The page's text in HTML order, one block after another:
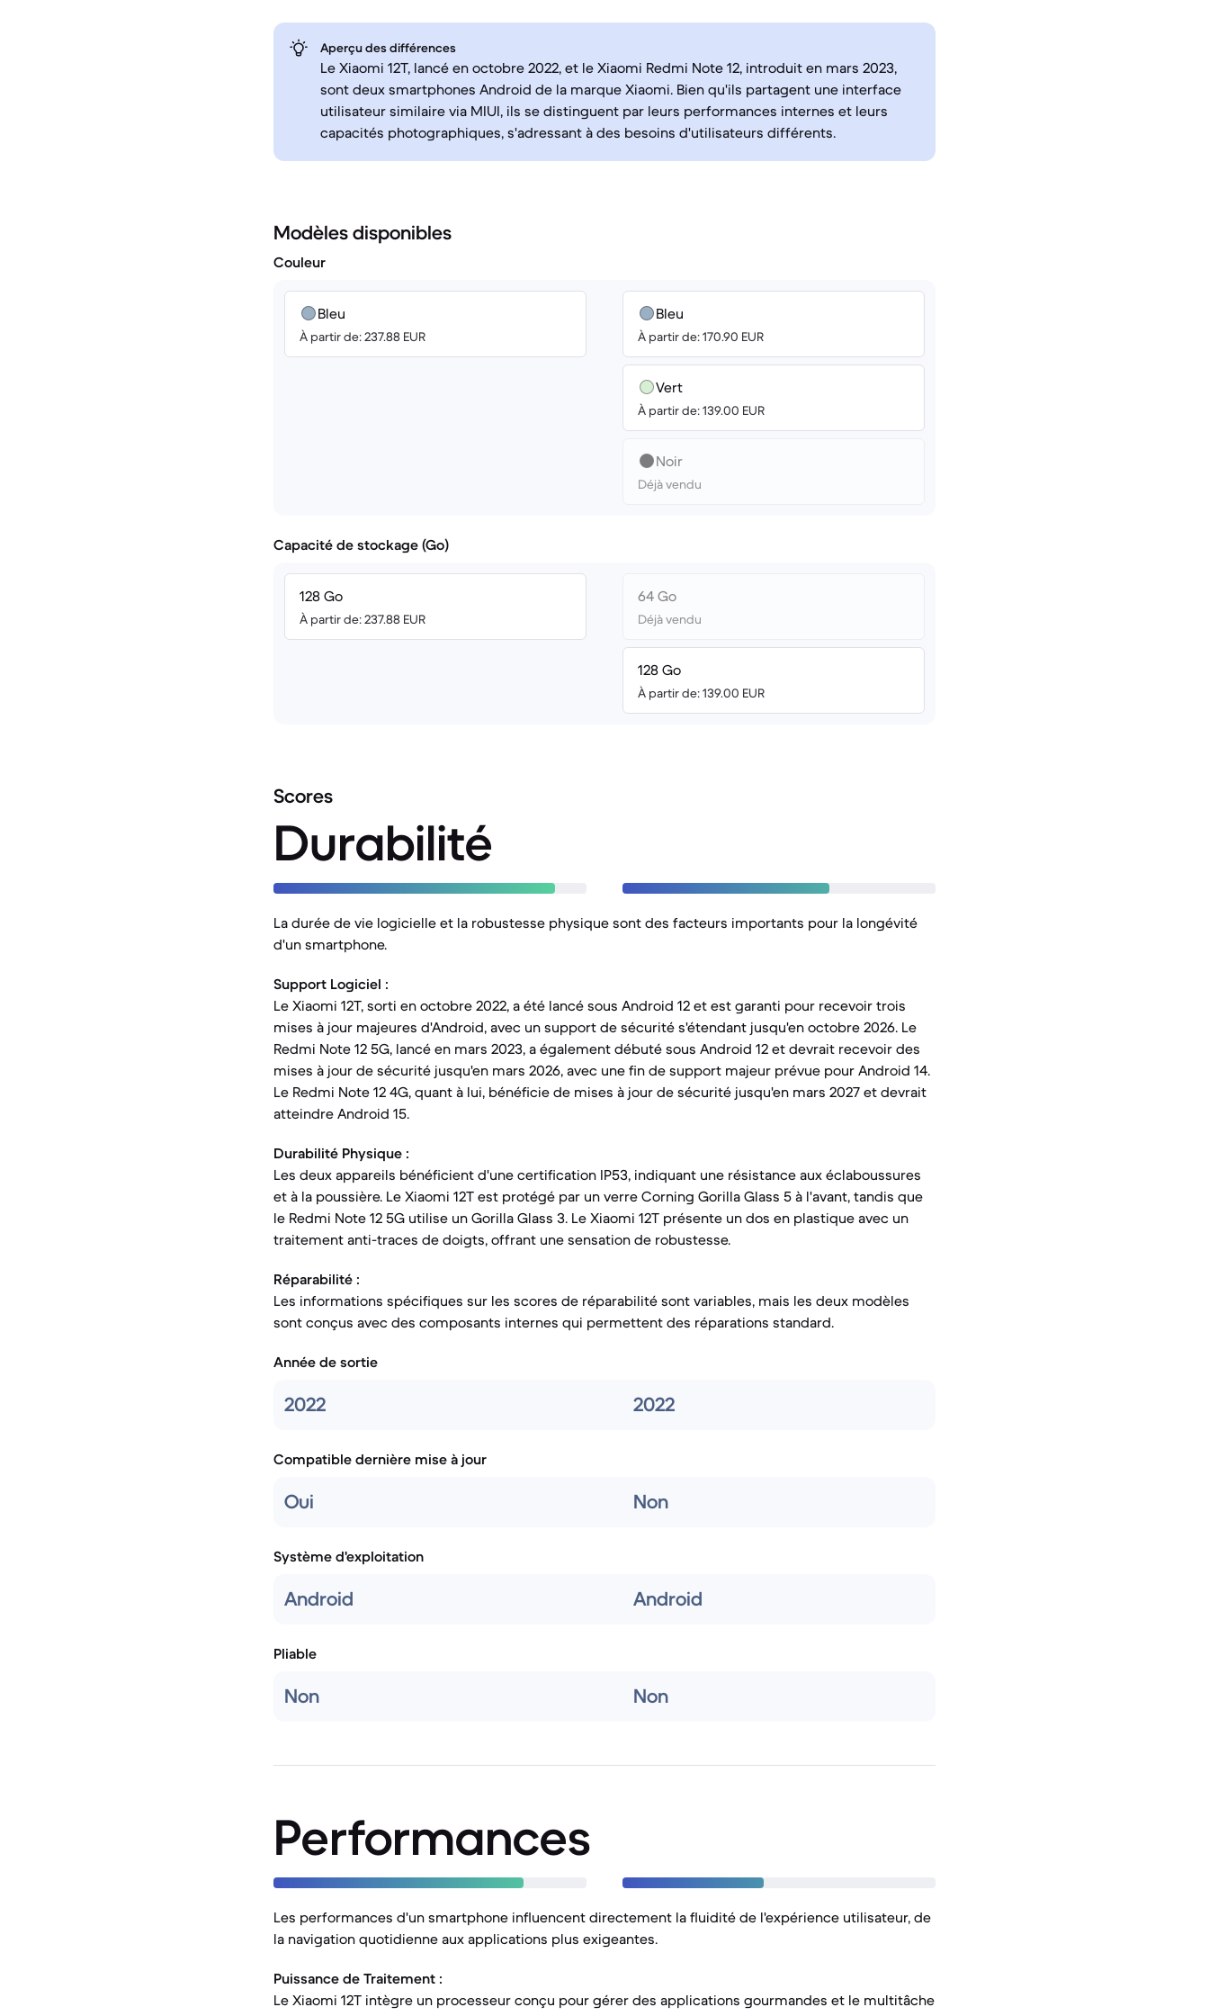
Aperçu des différences
Le Xiaomi 12T, lancé en octobre 2022, et le Xiaomi Redmi Note 12, introduit en mars 2023,
sont deux smartphones Android de la marque Xiaomi. Bien qu'ils partagent une interface
utilisateur similaire via MIUI, ils se distinguent par leurs performances internes et leurs
capacités photographiques, s'adressant à des besoins d'utilisateurs différents.
Modèles disponibles
Couleur
Bleu
À partir de: 237.88 EUR
Bleu
À partir de: 170.90 EUR
Vert
À partir de: 139.00 EUR
Noir
Déjà vendu
Capacité de stockage (Go)
128 Go
À partir de: 237.88 EUR
64 Go
Déjà vendu
128 Go
À partir de: 139.00 EUR
Scores
Durabilité
La durée de vie logicielle et la robustesse physique sont des facteurs importants pour la longévité
d'un smartphone.
Support Logiciel :
Le Xiaomi 12T, sorti en octobre 2022, a été lancé sous Android 12 et est garanti pour recevoir trois
mises à jour majeures d'Android, avec un support de sécurité s'étendant jusqu'en octobre 2026. Le
Redmi Note 12 5G, lancé en mars 2023, a également débuté sous Android 12 et devrait recevoir des
mises à jour de sécurité jusqu'en mars 2026, avec une fin de support majeur prévue pour Android 14.
Le Redmi Note 12 4G, quant à lui, bénéficie de mises à jour de sécurité jusqu'en mars 2027 et devrait
atteindre Android 15.
Durabilité Physique :
Les deux appareils bénéficient d'une certification IP53, indiquant une résistance aux éclaboussures
et à la poussière. Le Xiaomi 12T est protégé par un verre Corning Gorilla Glass 5 à l'avant, tandis que
le Redmi Note 12 5G utilise un Gorilla Glass 3. Le Xiaomi 12T présente un dos en plastique avec un
traitement anti-traces de doigts, offrant une sensation de robustesse.
Réparabilité :
Les informations spécifiques sur les scores de réparabilité sont variables, mais les deux modèles
sont conçus avec des composants internes qui permettent des réparations standard.
Année de sortie
2022 2022
Compatible dernière mise à jour
Oui Non
Système d'exploitation
Android Android
Pliable
Non Non
Performances
Les performances d'un smartphone influencent directement la fluidité de l'expérience utilisateur, de
la navigation quotidienne aux applications plus exigeantes.
Puissance de Traitement :
Le Xiaomi 12T intègre un processeur conçu pour gérer des applications gourmandes et le multitâche